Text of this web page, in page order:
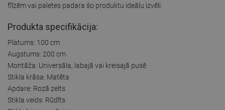
flīzēm vai paletes padara šo produktu ideālu izvēli.
Produkta specifikācija:
Platums: 100 cm
Augstums: 200 cm
Montāža: Universāla, labajā vai kreisajā pusē
Stikla krāsa: Matēta
Apdare: Rozā zelts
Stikla veids: Rūdīts